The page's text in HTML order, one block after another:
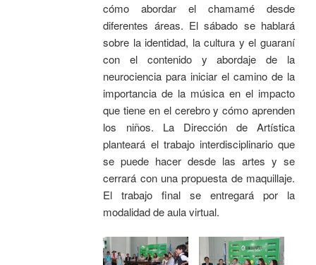
cómo abordar el chamamé desde
diferentes áreas. El sábado se hablará
sobre la identidad, la cultura y el guaraní
con el contenido y abordaje de la
neurociencia para iniciar el camino de la
importancia de la música en el impacto
que tiene en el cerebro y cómo aprenden
los niños. La Dirección de Artística
planteará el trabajo interdisciplinario que
se puede hacer desde las artes y se
cerrará con una propuesta de maquillaje.
El trabajo final se entregará por la
modalidad de aula virtual.